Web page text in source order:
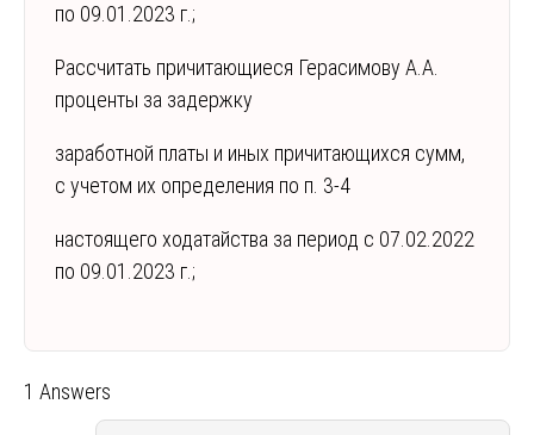
по 09.01.2023 г.;
Рассчитать причитающиеся Герасимову А.А.
проценты за задержку
заработной платы и иных причитающихся сумм,
с учетом их определения по п. 3-4
настоящего ходатайства за период с 07.02.2022
по 09.01.2023 г.;
1 Answers